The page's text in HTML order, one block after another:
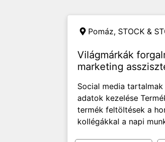
Pomáz, STOCK &
Világmárkák
marketing
Social media
adatok kezelése
termék feltöltések a
kollégákkal a napi